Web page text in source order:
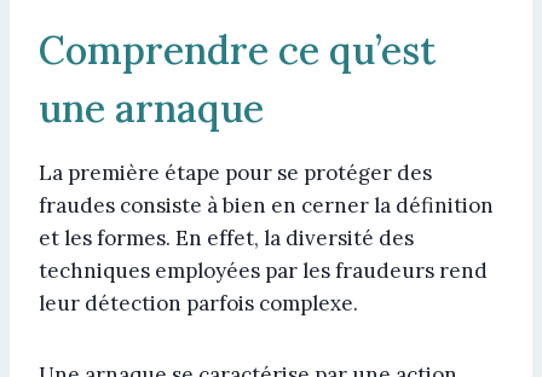
Comprendre ce qu’est
une arnaque
La première étape pour se protéger des
fraudes consiste à bien en cerner la définition
et les formes. En effet, la diversité des
techniques employées par les fraudeurs rend
leur détection parfois complexe.